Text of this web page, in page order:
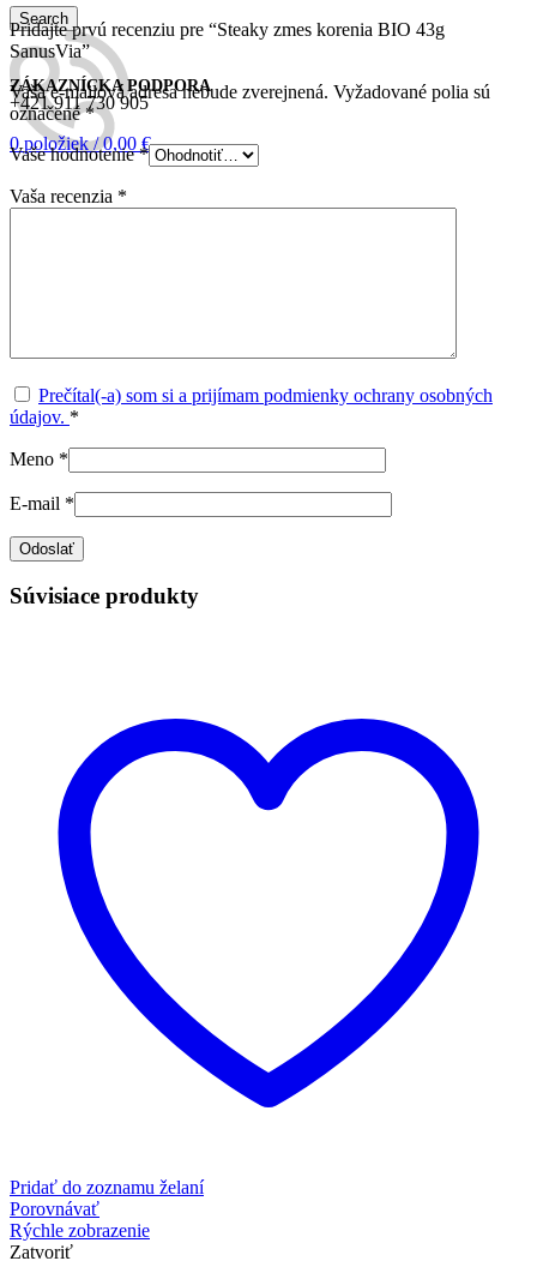
Search
ZÁKAZNÍCKA PODPORA
+421 911 730 905
0položiek / 0,00 €
Pridajte prvú recenziu pre “Steaky zmes korenia BIO 43g
SanusVia”
Vaša e-mailová adresa nebude zverejnená. Vyžadované polia sú
označené*
Vaše hodnotenie*
Vaša recenzia *
Prečítal(-a) som si a prijímam podmienky ochrany osobných
údajov. *
Meno *
E-mail *
Súvisiace produkty
Pridať do zoznamu želaní
Porovnávať
Rýchle zobrazenie
Zatvoriť